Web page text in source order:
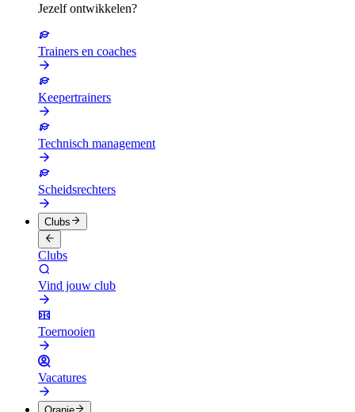
Jezelf ontwikkelen?
Trainers en coaches
Keepertrainers
Technisch management
Scheidsrechters
Clubs
Clubs
Vind jouw club
Toernooien
Vacatures